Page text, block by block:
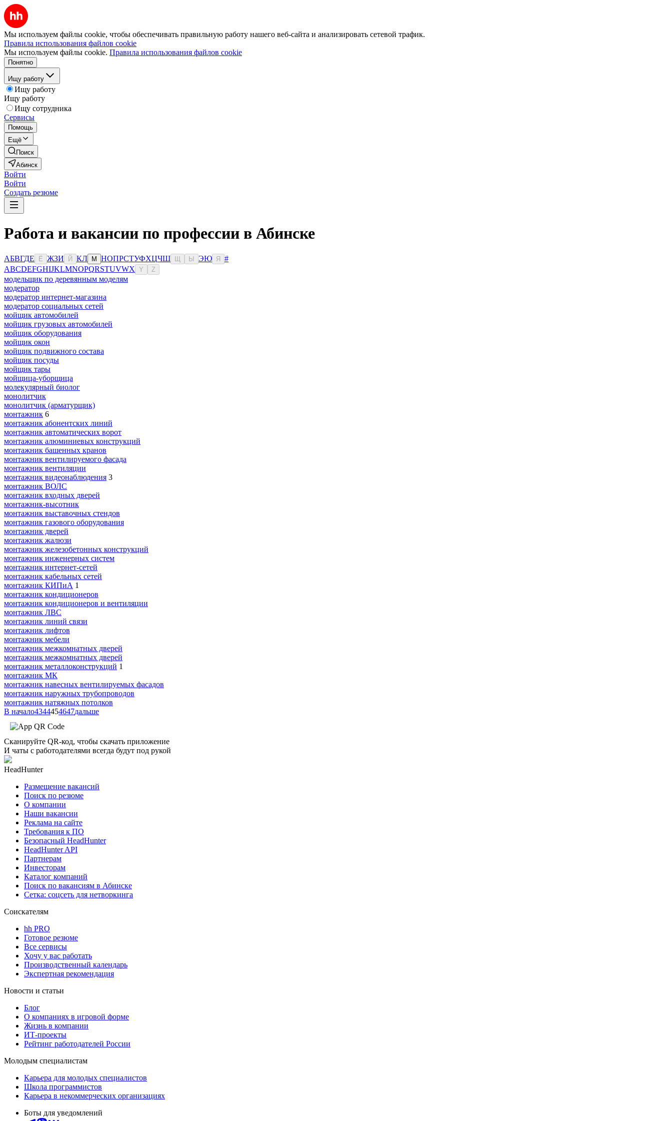
Мы используем файлы cookie, чтобы обеспечивать правильную работу нашего веб-сайта и анализировать сетевой трафик.
Правила использования файлов cookie
Мы используем файлы cookie. Правила использования файлов cookie
Понятно
Ищу работу
Ищу работу
Ищу работу
Ищу сотрудника
Сервисы
Помощь
Ещё
Поиск
Абинск
Войти
Войти
Создать резюме
Работа и вакансии по профессии в Абинске
АБВГДЕ Ё ЖЗИ Й КЛ М НОПРСТУФХЦЧШ Ы ЭЮ Я
#
ABCDEFGHIJKLMNOPQRSTUVWX Y Z
модельщик по деревянным моделям
модератор
модератор интернет-магазина
модератор социальных сетей
мойщик автомобилей
мойщик грузовых автомобилей
мойщик оборудования
мойщик окон
мойщик подвижного состава
мойщик посуды
мойщик тары
мойщица-уборщица
молекулярный биолог
монолитчик
монолитчик (арматурщик)
монтажник 6
монтажник абонентских линий
монтажник автоматических ворот
монтажник алюминиевых конструкций
монтажник башенных кранов
монтажник вентилируемого фасада
монтажник вентиляции
монтажник видеонаблюдения 3
монтажник ВОЛС
монтажник входных дверей
монтажник-высотник
монтажник выставочных стендов
монтажник газового оборудования
монтажник дверей
монтажник жалюзи
монтажник железобетонных конструкций
монтажник инженерных систем
монтажник интернет-сетей
монтажник кабельных сетей
монтажник КИПиА 1
монтажник кондиционеров
монтажник кондиционеров и вентиляции
монтажник ЛВС
монтажник линий связи
монтажник лифтов
монтажник мебели
монтажник межкомнатных дверей
монтажник межкомнатных дверей
монтажник металлоконструкций 1
монтажник МК
монтажник навесных вентилируемых фасадов
монтажник наружных трубопроводов
монтажник натяжных потолков
В начало4344454647дальше
Сканируйте QR-код, чтобы скачать приложение
И чаты с работодателями всегда будут под рукой
HeadHunter
Размещение вакансий
Поиск по резюме
О компании
Наши вакансии
Реклама на сайте
Требования к ПО
Безопасный HeadHunter
HeadHunter API
Партнерам
Инвесторам
Каталог компаний
Поиск по вакансиям в Абинске
Сетка: соцсеть для нетворкинга
Соискателям
hh PRO
Готовое резюме
Все сервисы
Хочу у вас работать
Производственный календарь
Экспертная рекомендация
Новости и статьи
Блог
О компаниях в игровой форме
Жизнь в компании
ИТ-проекты
Рейтинг работодателей России
Молодым специалистам
Карьера для молодых специалистов
Школа программистов
Карьера в некоммерческих организациях
Боты для уведомлений